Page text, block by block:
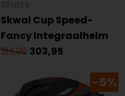
Skwal Cup Speed-
Fancy Integraalhelm
319,99 303,95
-5%